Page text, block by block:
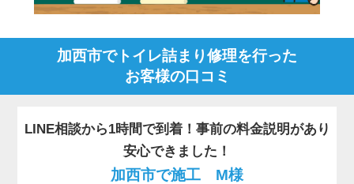
加西市でトイレ詰まり修理を行った
お客様の口コミ
LINE相談から1時間で到着！事前の料金説明があり
安心できました！
加西市で施工 M様